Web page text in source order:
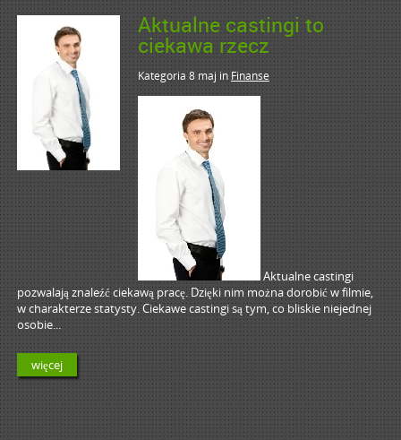
Aktualne castingi to
ciekawa rzecz
Kategoria 8 majinFinanse
Aktualne castingi
pozwalają znaleźć ciekawą pracę. Dzięki nim można dorobić w filmie,
w charakterze statysty. Ciekawe castingi są tym, co bliskie niejednej
osobie...
więcej